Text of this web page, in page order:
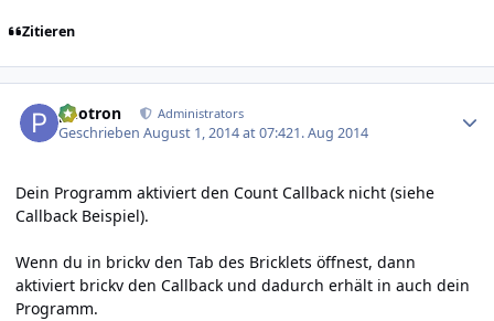
Zitieren
photron Administrators
GeschriebenAugust 1, 2014 at 07:421. Aug 2014
Dein Programm aktiviert den Count Callback nicht (siehe
Callback Beispiel).
Wenn du in brickv den Tab des Bricklets öffnest, dann
aktiviert brickv den Callback und dadurch erhält in auch dein
Programm.